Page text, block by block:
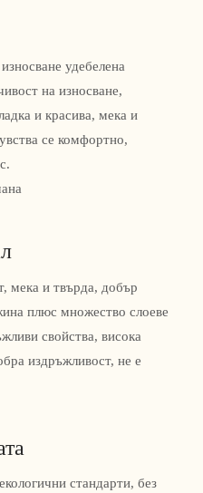
удебелена
на износване,
и красива, мека и
се комфортно,
мека и твърда, добър
плюс множество слоеве
свойства, висока
издръжливост, не е
стандарти, без